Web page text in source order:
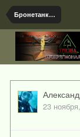
Бронетанковая техника
23